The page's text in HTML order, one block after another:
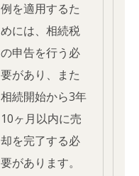
例を適用するた
めには、相続税
の申告を行う必
要があり、また
相続開始から3年
10ヶ月以内に売
却を完了する必
要があります。